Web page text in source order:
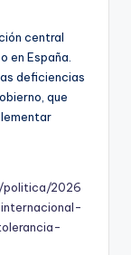
central
en España.
deficiencias
que
politica/2026